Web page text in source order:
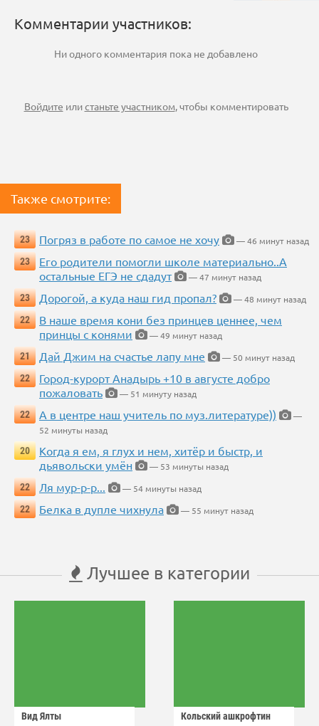
Комментарии участников:
Ни одного комментария пока не добавлено
Войдите илистаньте участником, чтобы комментировать
Также смотрите:
23 Погряз в работе по самое не хочу
— 46 минут назад
23
Его родители помогли школе материально..А
остальные ЕГЭ не сдадут
— 47 минут назад
23
Дорогой, а куда наш гид пропал?
— 48 минут назад
22
В наше время кони без принцев ценнее, чем
принцы с конями
— 49 минут назад
21
Дай Джим на счастье лапу мне
— 50 минут назад
22
Город-курорт Анадырь +10 в августе добро
пожаловать
— 51 минуту назад
22
А в центре наш учитель по муз.литературе))
—
52 минуты назад
20
Когда я ем, я глух и нем, хитёр и быстр, и
дьявольски умён
— 53 минуты назад
22
Ля мур-р-р...
— 54 минуты назад
22
Белка в дупле чихнула — 55 минут назад
Лучшее в категории
Вид Ялты Кольский ашкрофтин